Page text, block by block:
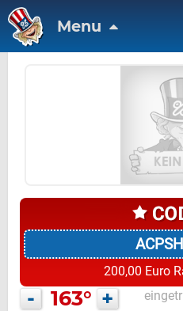
Menu
200,00 Euro
- 163° +